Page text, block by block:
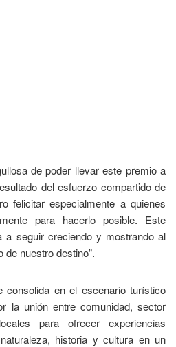
de poder llevar este premio a
del esfuerzo compartido de
felicitar especialmente a quienes
para hacerlo posible. Este
a seguir creciendo y mostrando al
nuestro destino”.
consolida en el escenario turístico
la unión entre comunidad, sector
para ofrecer experiencias
historia y cultura en un